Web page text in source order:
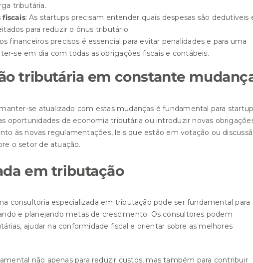
tributária.
fiscais: As startups precisam entender quais despesas são dedutíveis
para reduzir o ônus tributário.
financeiros precisos é essencial para evitar penalidades e para uma
se em dia com todas as obrigações fiscais e contábeis.
tributária em constante
se atualizado com estas mudanças é fundamental para
oportunidades de economia tributária ou introduzir novas
às novas regulamentações, leis que estão em votação ou
o setor de atuação.
em tributação
consultoria especializada em tributação pode ser fundamental para
e planejando metas de crescimento. Os consultores podem
ajudar na conformidade fiscal e orientar sobre as melhores
não apenas para reduzir custos, mas também para contribuir